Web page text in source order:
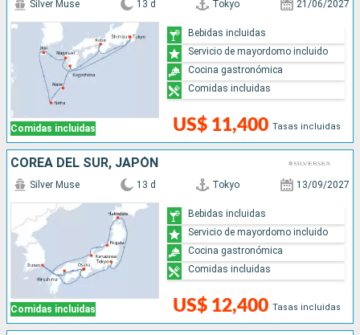
Comidas incluidas
Silver Muse 13 d Tokyo 21/06/2027
US$ 11,400 Tasas incluidas
Bebidas incluidas
Servicio de mayordomo incluido
Cocina gastronómica
Comidas incluidas
COREA DEL SUR, JAPÓN
Comidas incluidas
Silver Muse 13 d Tokyo 13/09/2027
US$ 12,400 Tasas incluidas
Bebidas incluidas
Servicio de mayordomo incluido
Cocina gastronómica
Comidas incluidas